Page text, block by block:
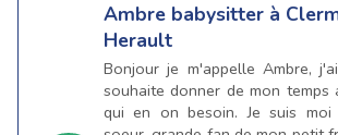
Ambre babysitter à
Herault
Bonjour je m'appelle Ambre,
souhaite donner de mon temps
qui en on besoin. Je suis moi